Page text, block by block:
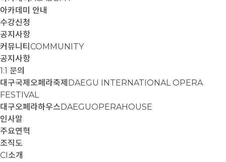
아카데미 안내
수강신청
공지사항
커뮤니티 COMMUNITY
공지사항
1:1 문의
대구국제오페라축제 DAEGU INTERNATIONAL OPERA
FESTIVAL
대구오페라하우스DAEGUOPERAHOUSE
인사말
주요연혁
조직도
CI소개